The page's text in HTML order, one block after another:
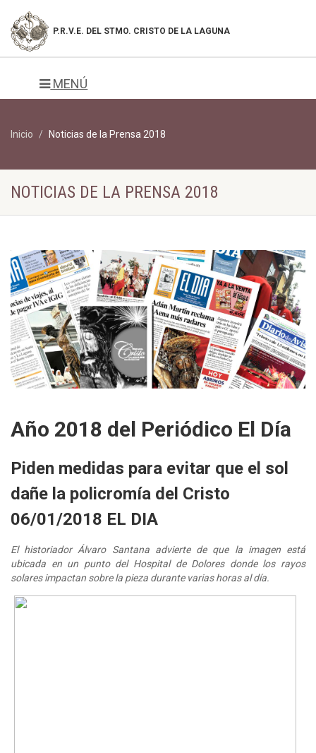
P.R.V.E. DEL STMO. CRISTO DE LA LAGUNA
MENÚ
Inicio Noticias de la Prensa 2018
NOTICIAS DE LA PRENSA 2018
Año 2018 del Periódico El Día
Piden medidas para evitar que el sol
dañe la policromía del Cristo
06/01/2018 EL DIA
El historiador Álvaro Santana advierte de que la imagen está
ubicada en un punto del Hospital de Dolores donde los rayos
solares impactan sobre la pieza durante varias horas al día.